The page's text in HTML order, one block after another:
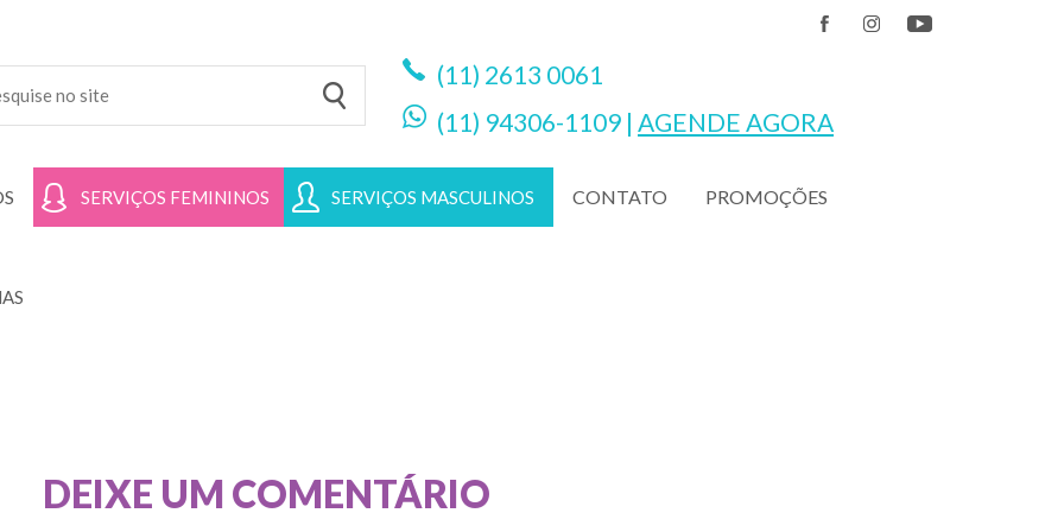
(11) 2613 0061
(11) 94306-1109 | AGENDE AGORA
SERVIÇOS FEMININOS SERVIÇOS MASCULINOS CONTATO PROMOÇÕES
DEIXE UM COMENTÁRIO